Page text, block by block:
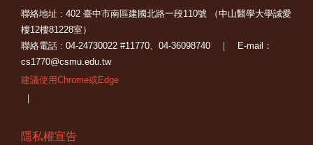
聯絡地址 : 402 臺中市南區建國北路一段110號 （中山醫學大學誠愛
樓12樓81228室）
聯絡電話 : 04-24730022 #11770、04-36098740 ｜ E-mail：
cs1770@csmu.edu.tw
建議使用Chrome或Edge
｜
隱私權宣告